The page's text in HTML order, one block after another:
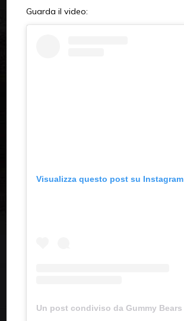
Guarda il video:
Visualizza questo post su Instagram